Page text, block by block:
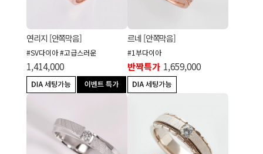
연리지 [안쪽막음]
#SV다이아 #고급스러운
1,414,000
르네 [안쪽막음]
#1부다이아
반짝특가 1,659,000